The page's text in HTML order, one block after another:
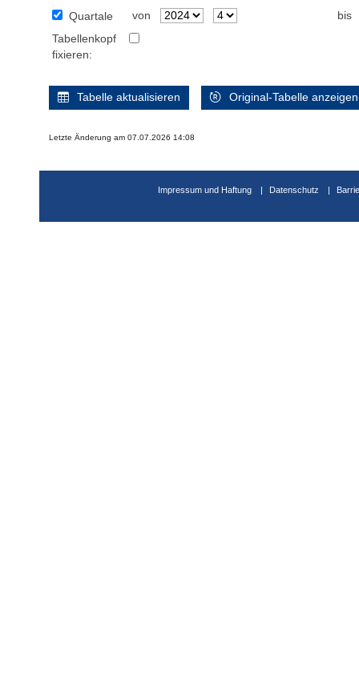
Quartale
von
bis
Tabellenkopf
fixieren:
Tabelle aktualisieren Original-Tabelle anzeigen
Letzte Änderung am 07.07.2026 14:08
Impressum und Haftung Datenschutz